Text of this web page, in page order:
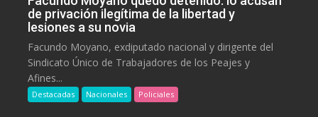
de privación ilegítima de la libertad y
lesiones a su novia
Facundo Moyano, exdiputado nacional y dirigente del
Sindicato Único de Trabajadores de los Peajes y
Afines...
Destacadas Nacionales Policiales